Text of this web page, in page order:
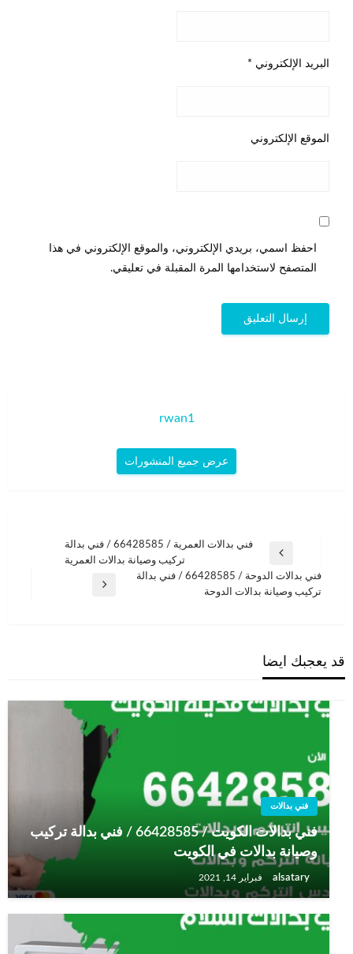
البريد الإلكتروني *
الموقع الإلكتروني
احفظ اسمي، بريدي الإلكتروني، والموقع الإلكتروني في هذا
المتصفح لاستخدامها المرة المقبلة في تعليقي.
rwan1
عرض جميع المنشورات
المقالات
المقالة
السابقة
فني بدالات العمرية / 66428585 / فني بدالة
تركيب وصيانة بدالات العمرية
المقالة
فني بدالات الدوحة / 66428585 / فني بدالة
تركيب وصيانة بدالات الدوحة
قد يعجبك ايضا
فني بدالات
فني بدالات الكويت / 66428585 / فني بدالة تركيب
وصيانة بدالات في الكويت
alsatary فبراير 14, 2021